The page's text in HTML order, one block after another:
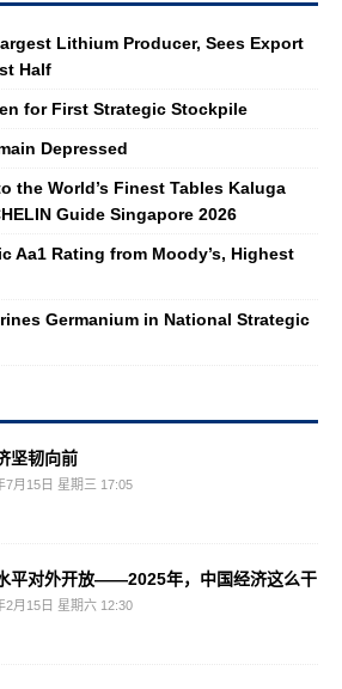
Lithium Producer, Sees Export
Half
for First Strategic Stockpile
Depressed
the World’s Finest Tables Kaluga
Guide Singapore 2026
Aa1 Rating from Moody’s, Highest
Germanium in National Strategic
坚韧向前
7月15日 星期三 17:05
平对外开放——2025年，中国经济这么干
2月15日 星期六 12:30